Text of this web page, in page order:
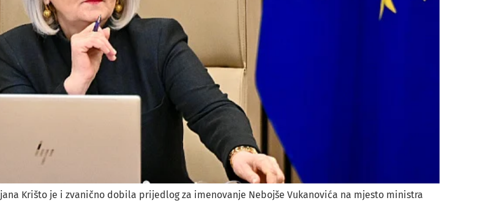
Krišto je i zvanično dobila prijedlog za imenovanje Nebojše Vukanovića na mjesto ministra